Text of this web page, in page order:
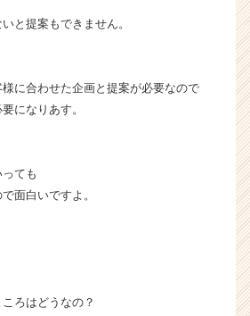
と提案もできません。
に合わせた企画と提案が必要なので
になりあす。
ても
面白いですよ。
ろはどうなの？